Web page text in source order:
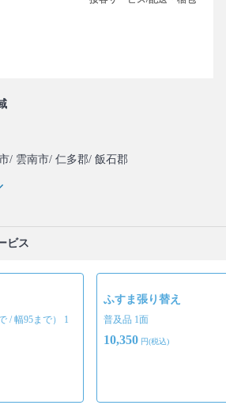
/ 雲南市/ 仁多郡/ 飯石郡
ビス
/ 幅95まで） 1
ふすま張り替え
普及品 1面
10,350 円(税込)